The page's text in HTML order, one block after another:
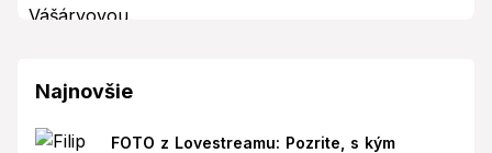
Najnovšie
FOTO z Lovestreamu: Pozrite, s kým